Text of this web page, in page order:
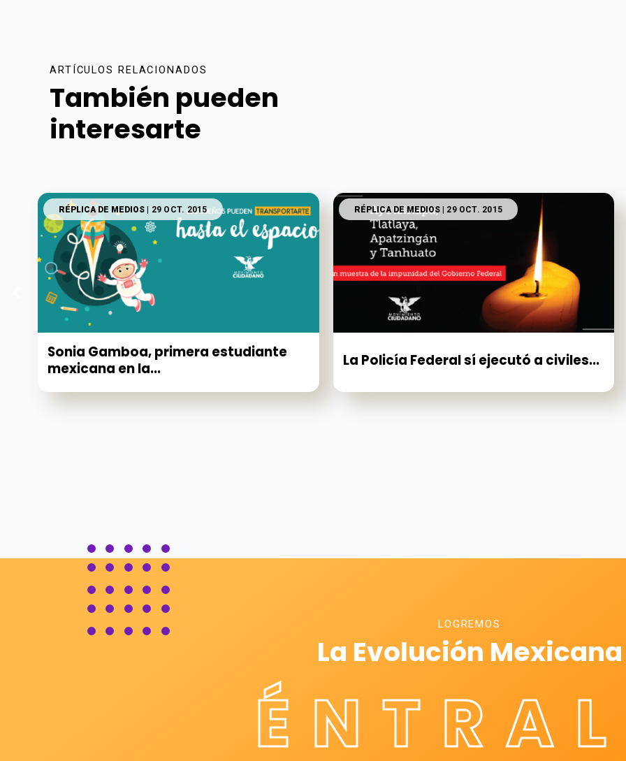
ARTÍCULOS RELACIONADOS
También pueden
interesarte
RÉPLICA DE MEDIOS | 29 OCT. 2015
Sonia Gamboa, primera estudiante
mexicana en la...
RÉPLICA DE MEDIOS| 29 OCT. 2015
La Policía Federal sí ejecutó a civiles...
LOGREMOS
La Evolución Mexicana